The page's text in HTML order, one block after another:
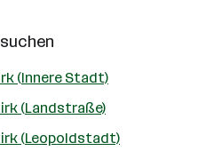
(Innere Stadt)
(Landstraße)
(Leopoldstadt)